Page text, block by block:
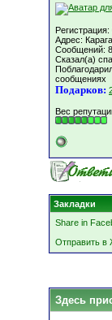
Адрес:
Сообщений:
Сказал(а)
сообщениях
Подарков:
Вес
Закладки
Share in
Отправить в
Здесь